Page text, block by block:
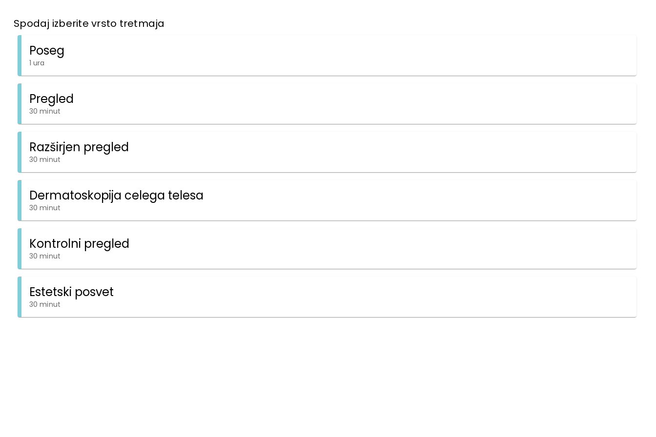
Spodaj izberite vrsto tretmaja
Poseg
1 ura
Pregled
30 minut
Razširjen pregled
30 minut
Dermatoskopija celega telesa
30 minut
Kontrolni pregled
30 minut
Estetski posvet
30 minut